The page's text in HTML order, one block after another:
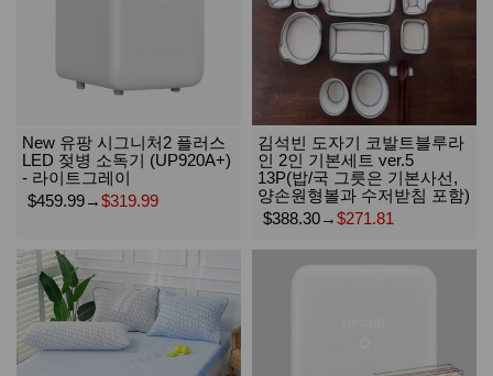
New 유팡 시그니처2 플러스
LED 젖병 소독기 (UP920A+)
- 라이트그레이
$459.99→$319.99
김석빈 도자기 코발트블루라
인 2인 기본세트 ver.5
13P(밥/국 그릇은 기본사선,
양손원형볼과 수저받침 포함)
$388.30→$271.81